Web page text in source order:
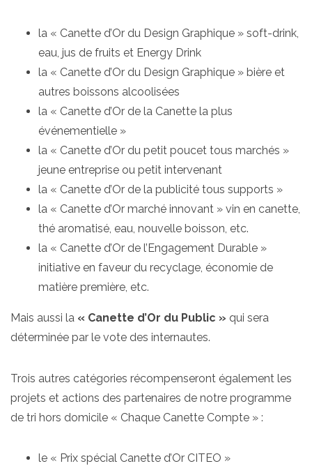
la « Canette d’Or du Design Graphique » soft-drink,
eau, jus de fruits et Energy Drink
la « Canette d’Or du Design Graphique » bière et
autres boissons alcoolisées
la « Canette d’Or de la Canette la plus
événementielle »
la « Canette d’Or du petit poucet tous marchés »
jeune entreprise ou petit intervenant
la « Canette d’Or de la publicité tous supports »
la « Canette d’Or marché innovant » vin en canette,
thé aromatisé, eau, nouvelle boisson, etc.
la « Canette d’Or de l’Engagement Durable »
initiative en faveur du recyclage, économie de
matière première, etc.
Mais aussi la « Canette d’Or du Public » qui sera
déterminée par le vote des internautes.
Trois autres catégories récompenseront également les
projets et actions des partenaires de notre programme
de tri hors domicile « Chaque Canette Compte » :
le « Prix spécial Canette d’Or CITEO »